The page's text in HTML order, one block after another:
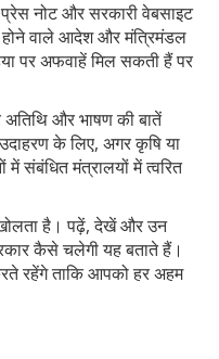
नोट और सरकारी वेबसाइट
वाले आदेश और मंत्रिमंडल
पर अफवाहें मिल सकती हैं पर
और भाषण की बातें
के लिए, अगर कृषि या
में संबंधित मंत्रालयों में त्वरित
है। पढ़ें, देखें और उन
कैसे चलेगी यह बताते हैं।
रहेंगे ताकि आपको हर अहम